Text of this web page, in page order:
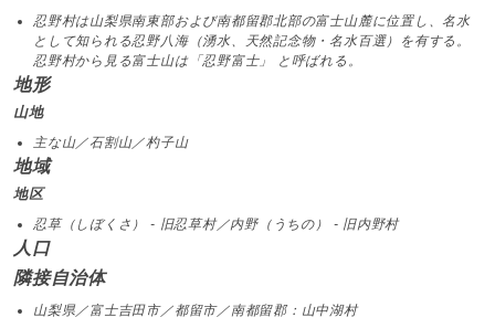
忍野村は山梨県南東部および南都留郡北部の富士山麓に位置し、名水
として知られる忍野八海（湧水、天然記念物・名水百選）を有する。
忍野村から見る富士山は「忍野富士」 と呼ばれる。
地形
山地
主な山／石割山／杓子山
地域
地区
忍草（しぼくさ） - 旧忍草村／内野（うちの） - 旧内野村
人口
隣接自治体
山梨県／富士吉田市／都留市／南都留郡：山中湖村